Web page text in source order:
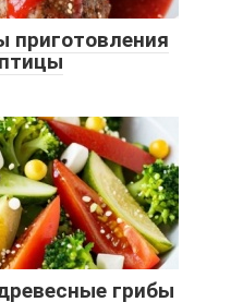
приготовления
грибы